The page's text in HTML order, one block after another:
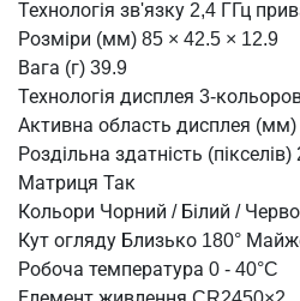
Технологія зв'язку 2,4 ГГц
Розміри (мм) 85 × 42.5 × 12.9
Вага (г) 39.9
Технологія дисплея 3-
Активна область дисплея
Роздільна здатність
Матриця Так
Кольори Чорний / Білий /
Кут огляду Близько 180°
Робоча температура 0 - 40°C